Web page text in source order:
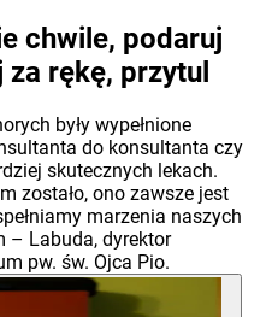
chwile, podaruj
rękę, przytul
były wypełnione
do konsultanta czy
skutecznych lekach.
zostało, ono zawsze jest
marzenia naszych
– Labuda, dyrektor
pw. św. Ojca Pio.